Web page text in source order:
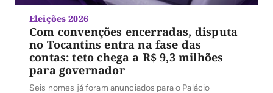
Eleições 2026
Com convenções encerradas, disputa
no Tocantins entra na fase das
contas: teto chega a R$ 9,3 milhões
para governador
Seis nomes já foram anunciados para o Palácio